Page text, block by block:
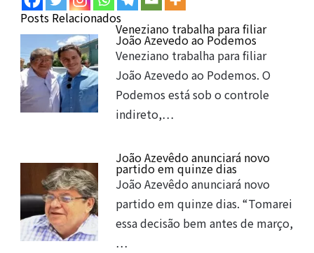
Posts Relacionados
Veneziano trabalha para filiar
João Azevedo ao Podemos
Veneziano trabalha para filiar
João Azevedo ao Podemos. O
Podemos está sob o controle
indireto,…
João Azevêdo anunciará novo
partido em quinze dias
João Azevêdo anunciará novo
partido em quinze dias. “Tomarei
essa decisão bem antes de março,
…